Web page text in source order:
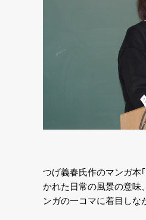
つげ義春氏作のマンガ本
かれた日常の風景の意味
ンガの一コマに着目しな